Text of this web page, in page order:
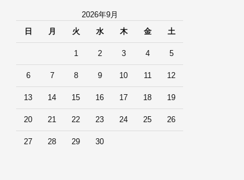
2026年9月
日
月 火 水 木 金 土
1 2 3 4 5
6 7 8 9 10 11 12
13 14 15 16 17 18 19
20 21 22 23 24 25 26
27 28 29 30